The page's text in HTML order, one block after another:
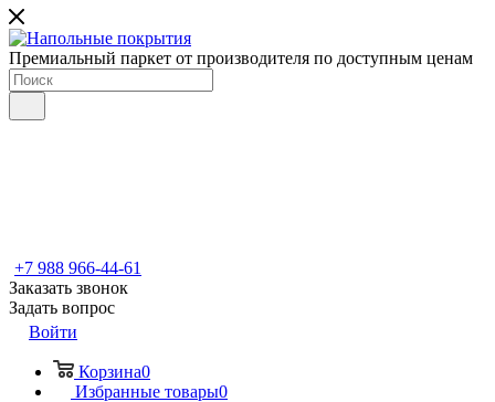
Премиальный паркет от производителя по доступным ценам
+7 988 966-44-61
Заказать звонок
Задать вопрос
Войти
Корзина0
Избранные товары0